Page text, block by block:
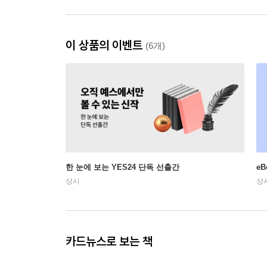
이 상품의 이벤트 (6개)
한 눈에 보는 YES24 단독 선출간
상시 상
카드뉴스로 보는 책